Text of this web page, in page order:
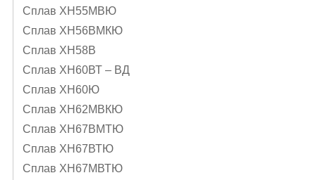
Сплав ХН55МВЮ
Сплав ХН56ВМКЮ
Сплав ХН58В
Сплав ХН60ВТ – ВД
Сплав ХН60Ю
Сплав ХН62МВКЮ
Сплав ХН67ВМТЮ
Сплав ХН67ВТЮ
Сплав ХН67МВТЮ